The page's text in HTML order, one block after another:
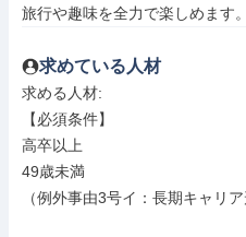
旅行や趣味を全力で楽しめます。
求めている人材
求める人材:
【必須条件】
高卒以上
49歳未満
（例外事由3号イ：長期キャリ